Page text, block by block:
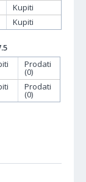
Kupiti
Kupiti
Prodati
(0)
Prodati
(0)